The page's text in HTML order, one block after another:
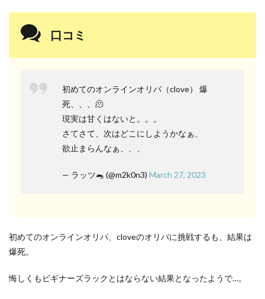
口コミ
初めてのオンラインオリパ（clove） 爆
死、、、🫠
現実は甘くはないと。。。
さてさて、次はどこにしようかなぁ、
欲止まらんなぁ、、、
— ラッツ🐀 (@m2k0n3) March 27, 2023
初めてのオンラインオリパ、cloveのオリパに挑戦するも、結果は
爆死。
悔しくもビギナーズラックとはならない結果となったようで…。